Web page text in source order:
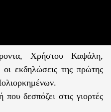
Χρήστου Καψάλη,
εκδηλώσεις της πρώτης
δεσπόζει στις γιορτές